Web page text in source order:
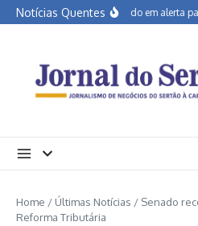
Ir para o conteúdo
Notícias QuentesSemiárido em alerta
Home / Últimas Notícias / Senado
Reforma Tributária